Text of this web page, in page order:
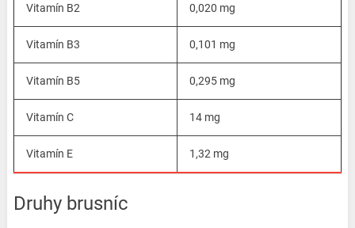
Vitamín B2 0,020 mg
Vitamín B3 0,101 mg
Vitamín B5 0,295 mg
Vitamín C 14 mg
Vitamín E 1,32 mg
Druhy brusníc